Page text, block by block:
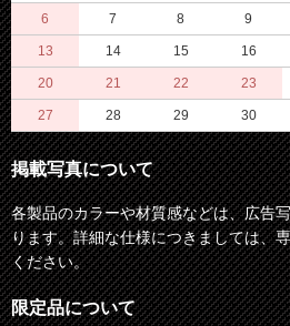
6 7 8 9
13 14 15 16
20 21 22 23
27 28 29 30
掲載写真について
各製品のカラーや材質感などは、広告
ります。詳細な仕様につきましては、
ください。
限定品について